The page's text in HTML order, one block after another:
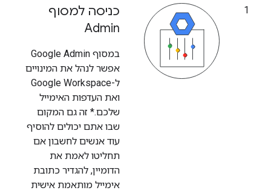
1
כניסה למסוף
Admin
במסוף Google Admin
אפשר לנהל את המינויים
ל-Google Workspace
ואת העדפות האימייל
שלכם.* זה גם המקום
שבו אתם יכולים להוסיף
עוד אנשים לחשבון אם
תחליטו לאמת את
הדומיין, להגדיר כתובת
אימייל מותאמת אישית